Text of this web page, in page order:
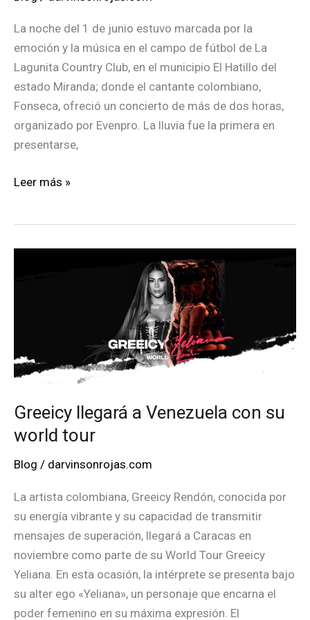
La noche del 1 de junio estuvo marcada por la
emoción y la música en el campo de fútbol de La
Lagunita Country Club, en el municipio El Hatillo del
estado Miranda; donde el cantante colombiano,
Fonseca, ofreció un concierto de más de dos horas,
organizado por Evenpro. La lluvia fue la primera en
presentarse,
La
y
Caracas
Leer más »
Greeicy llegará a Venezuela con su
world tour
Blog / darvinsonrojas.com
La artista colombiana, Greeicy Rendón, conocida por
su energía vibrante y su capacidad de transmitir
mensajes de superación, llegará a Caracas en
noviembre como parte de su World Tour Greeicy
Yeliana. En esta ocasión, la intérprete se presenta bajo
su alter ego «Yeliana», un personaje que encarna el
poder femenino en su máxima expresión. El